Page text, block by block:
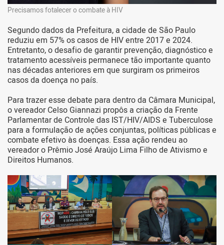
Precisamos fotalecer o combate à HIV
Segundo dados da Prefeitura, a cidade de São Paulo
reduziu em 57% os casos de HIV entre 2017 e 2024.
Entretanto, o desafio de garantir prevenção, diagnóstico e
tratamento acessíveis permanece tão importante quanto
nas décadas anteriores em que surgiram os primeiros
casos da doença no país.
Para trazer esse debate para dentro da Câmara Municipal,
o vereador Celso Giannazi propôs a criação da Frente
Parlamentar de Controle das IST/HIV/AIDS e Tuberculose
para a formulação de ações conjuntas, políticas públicas e
combate efetivo às doenças. Essa ação rendeu ao
vereador o Prêmio José Araújo Lima Filho de Ativismo e
Direitos Humanos.